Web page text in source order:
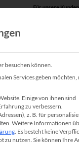
Für unsere
Flow MFP
Kopierer/
besuchen können.
Services geben möchten,
Einige von ihnen sind
zu verbessern.
z. B. für
Weitere Informationen
. Es besteht keine
zu nutzen. Sie können Ihre